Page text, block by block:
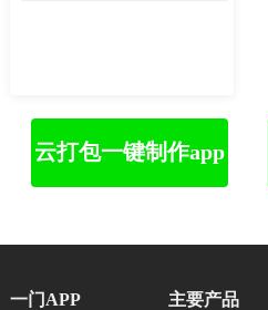
云打包一键制作app
一门APP 主要产品